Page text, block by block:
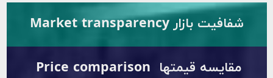
شفافیت بازار Market transparency
مقایسه قیمتها Price comparison